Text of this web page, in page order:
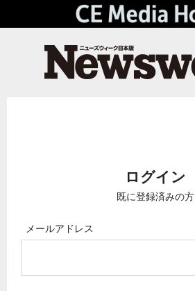
ログイン
既に登録済みの方
メールアドレス